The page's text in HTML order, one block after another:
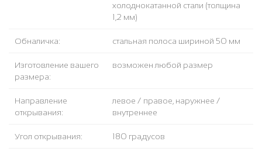
холоднокатанной стали (толщина
1,2 мм)
Обналичка: стальная полоса шириной 50 мм
Изготовление вашего
размера:
возможен любой размер
Направление
открывания:
левое / правое, наружнее /
внутреннее
Угол открывания: 180 градусов